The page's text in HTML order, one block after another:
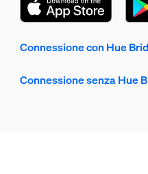
Connessione con Hue
Connessione senza Hue